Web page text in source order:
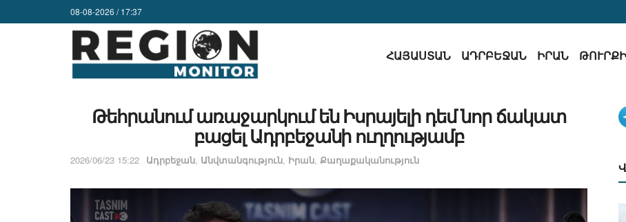
08-08-2026 / 17:37
ՀԱՅԱՍՏԱՆ ԱԴՐԲԵՋԱՆ ԻՐԱՆ
Թեհրանում առաջարկում են Իսրայելի դեմ նոր ճակատ
բացել Ադրբեջանի ուղղությամբ
2026/06/23 15:22 Ադրբեջան, Անվտանգություն, Իրան, Քաղաքականություն